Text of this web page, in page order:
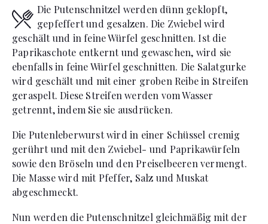
Die Putenschnitzel werden dünn geklopft,
gepfeffert und gesalzen. Die Zwiebel wird
geschält und in feine Würfel geschnitten. Ist die
Paprikaschote entkernt und gewaschen, wird sie
ebenfalls in feine Würfel geschnitten. Die Salatgurke
wird geschält und mit einer groben Reibe in Streifen
geraspelt. Diese Streifen werden vom Wasser
getrennt, indem Sie sie ausdrücken.
Die Putenleberwurst wird in einer Schüssel cremig
gerührt und mit den Zwiebel- und Paprikawürfeln
sowie den Bröseln und den Preiselbeeren vermengt.
Die Masse wird mit Pfeffer, Salz und Muskat
abgeschmeckt.
Nun werden die Putenschnitzel gleichmäßig mit der